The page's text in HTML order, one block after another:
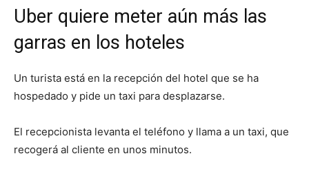
Uber quiere meter aún más las
garras en los hoteles
Un turista está en la recepción del hotel que se ha
hospedado y pide un taxi para desplazarse.
El recepcionista levanta el teléfono y llama a un taxi, que
recogerá al cliente en unos minutos.